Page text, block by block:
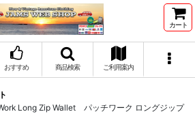
カート
おすすめ 商品検索 ご利用案内
Long Zip Wallet パッチワーク ロングジップ